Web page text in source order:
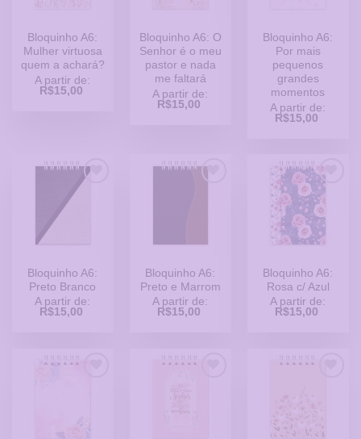
Bloquinho A6:
Mulher virtuosa
quem a achará?
A partir de:
R$15,00
Bloquinho A6: O
Senhor é o meu
pastor e nada
me faltará
A partir de:
R$15,00
Bloquinho A6:
Por mais
pequenos
grandes
momentos
A partir de:
R$15,00
Adicionar
Bloquinho A6:
Preto Branco
A partir de:
R$15,00
Bloquinho A6:
Preto e Marrom
A partir de:
R$15,00
Adicionar
a Lista
de
Desejos
Bloquinho A6:
Rosa c/ Azul
A partir de:
R$15,00
Desejos
de
Desejos